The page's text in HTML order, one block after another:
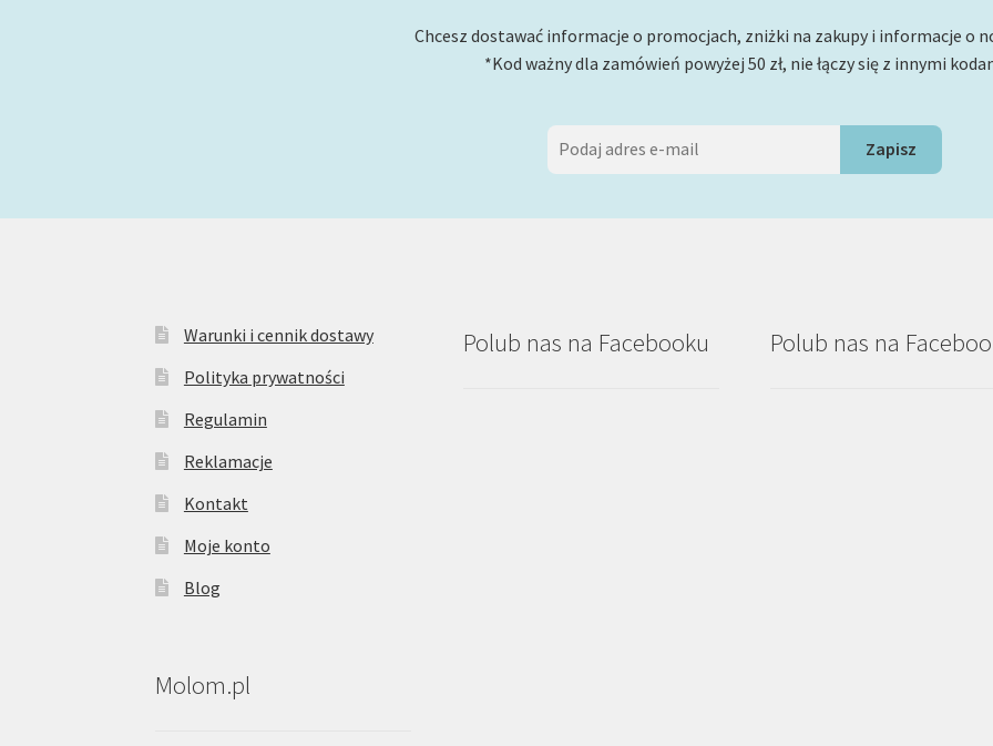
Chcesz dostawać informacje o promocjach, zniżki na zakupy i informacje o
*Kod ważny dla zamówień powyżej 50 zł, nie łączy się z innymi
Warunki i cennik dostawy
Polityka prywatności
Regulamin
Reklamacje
Kontakt
Moje konto
Blog
Molom.pl
Polub nas na Facebooku Polub nas na